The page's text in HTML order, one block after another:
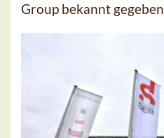
Group bekannt